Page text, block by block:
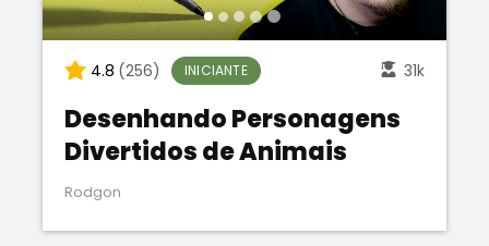
4.8 (256) INICIANTE 31k
Desenhando Personagens
Divertidos de Animais
Rodgon